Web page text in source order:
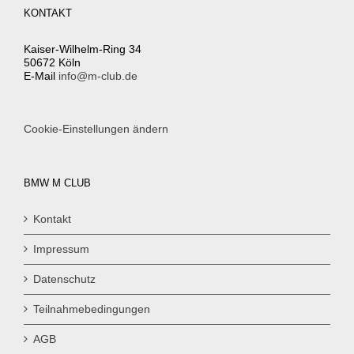
KONTAKT
Kaiser-Wilhelm-Ring 34
50672 Köln
E-Mail info@m-club.de
Cookie-Einstellungen ändern
BMW M CLUB
Kontakt
Impressum
Datenschutz
Teilnahmebedingungen
AGB